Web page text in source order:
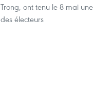
Trong, ont tenu le 8 mai
des électeurs